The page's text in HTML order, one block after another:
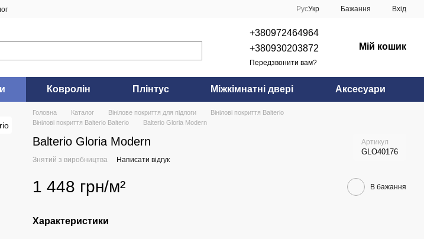
РусУкр Бажання Вхід
+380972464964
+380930203872
Передзвонити вам?
Мій кошик
Ковролін Плінтус Міжкімнатні двері Аксесуари
Головна Каталог Вінілове покриття для підлоги
Вінілові покриття Balterio
Вінілові покриття Balterio Balterio
Balterio Gloria Modern
Balterio Gloria Modern Артикул
GLO40176
Знятий з виробництва Написати відгук
1 448 грн/м² В бажання
Характеристики